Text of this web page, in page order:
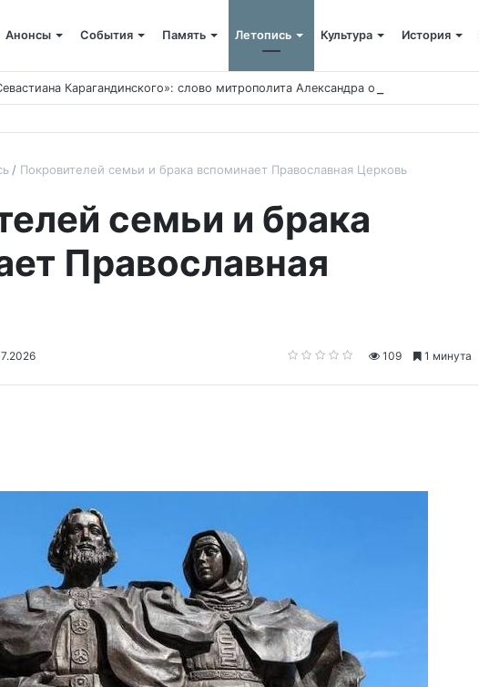
Анонсы События Память Летопись Культура История
Карагандинского»: слово митрополита Александра о почившем
Покровителей семьи и брака вспоминает Православная Церковь
семьи и брака
Православная
109 1 минута